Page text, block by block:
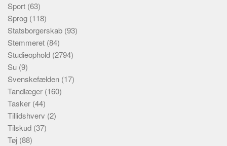
Sport (63)
Sprog (118)
Statsborgerskab (93)
Stemmeret (84)
Studieophold (2794)
Su (9)
Svenskefælden (17)
Tandlæger (160)
Tasker (44)
Tillidshverv (2)
Tilskud (37)
Tøj (88)